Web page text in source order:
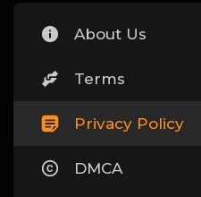
About Us
Terms
Privacy Policy
DMCA